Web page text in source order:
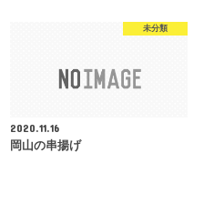
未分類
2020.11.16
岡山の串揚げ